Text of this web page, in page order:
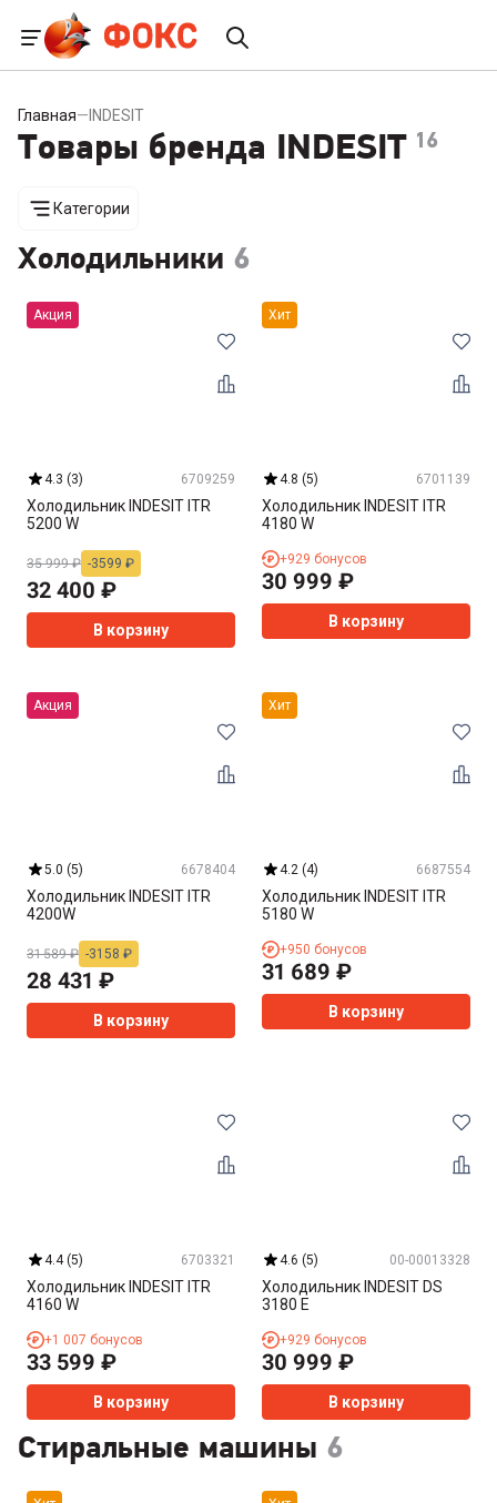
Главная— INDESIT
Товары бренда INDESIT 16
Категории
Холодильники 6
Акция
4.3 (3) 6709259
Холодильник INDESIT ITR
5200 W
35 999₽ -3599 ₽
32 400 ₽
В корзину
Хит
4.8 (5) 6701139
Холодильник INDESIT ITR
4180 W
+929 бонусов
30 999 ₽
В корзину
Акция
5.0 (5) 6678404
Холодильник INDESIT ITR
4200W
31 589₽ -3158 ₽
28 431 ₽
В корзину
Хит
4.2 (4) 6687554
Холодильник INDESIT ITR
5180 W
+950 бонусов
31 689 ₽
В корзину
4.4(5) 6703321
Холодильник INDESIT ITR
4160 W
+1 007 бонусов
33 599 ₽
В корзину
4.6 (5) 00-00013328
Холодильник INDESIT DS
3180 E
+929 бонусов
30 999 ₽
В корзину
Стиральные машины 6